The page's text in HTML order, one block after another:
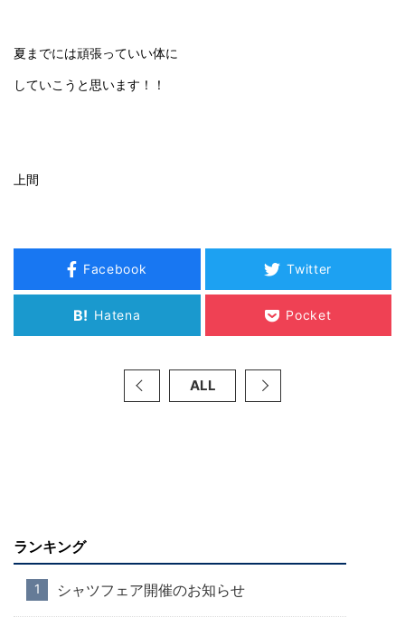
夏までには頑張っていい体に
していこうと思います！！
上間
Facebook Twitter
B! Hatena Pocket
ALL
ランキング
シャツフェア開催のお知らせ